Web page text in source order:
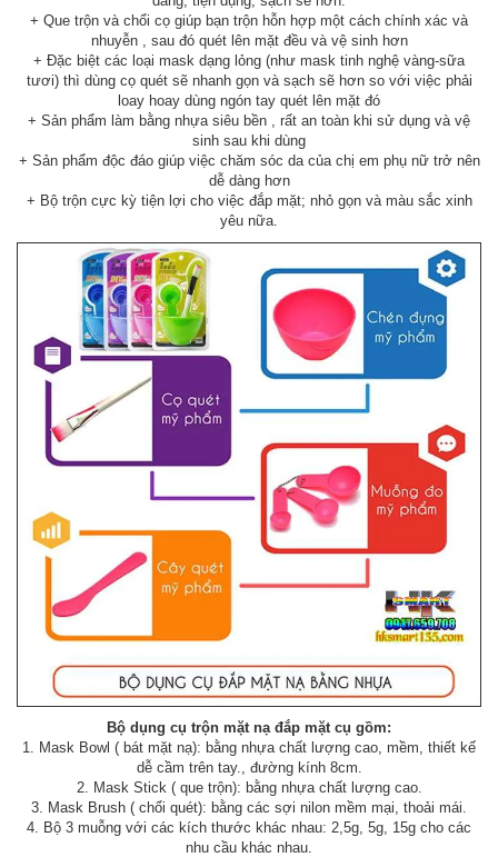
+ Que trộn và chổi cọ giúp bạn trộn hỗn hợp một cách chính xác và
nhuyễn , sau đó quét lên mặt đều và vệ sinh hơn
+ Đặc biệt các loại mask dạng lỏng (như mask tinh nghệ vàng-sữa
tươi) thì dùng cọ quét sẽ nhanh gọn và sạch sẽ hơn so với việc phải
loay hoay dùng ngón tay quét lên mặt đó
+ Sản phẩm làm bằng nhựa siêu bền , rất an toàn khi sử dụng và vệ
sinh sau khi dùng
+ Sản phẩm độc đáo giúp việc chăm sóc da của chị em phụ nữ trở nên
dễ dàng hơn
+ Bộ trộn cực kỳ tiện lợi cho việc đắp mặt; nhỏ gọn và màu sắc xinh
yêu nữa.
Bộ dụng cụ trộn mặt nạ đắp mặt cụ gồm:
1. Mask Bowl ( bát mặt nạ): bằng nhựa chất lượng cao, mềm, thiết kế
dễ cầm trên tay., đường kính 8cm.
2. Mask Stick ( que trộn): bằng nhựa chất lượng cao.
3. Mask Brush ( chổi quét): bằng các sợi nilon mềm mại, thoải mái.
​4. Bộ 3 muỗng với các kích thước khác nhau: 2,5g, 5g, 15g cho các
nhu cầu khác nhau.